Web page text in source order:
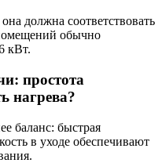
должна соответствовать
обычно
кВт.
простота
нагрева?
баланс: быстрая
в уходе обеспечивают